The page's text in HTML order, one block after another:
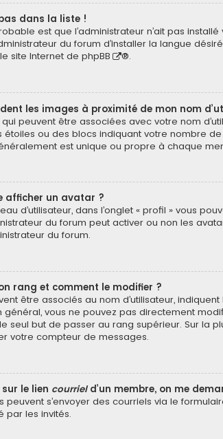
dans la liste !
est que l’administrateur n’ait pas
du forum d’installer la langue
site Internet de phpBB ®.
les images à proximité de mon nom
peuvent être associées avec votre nom
ou des blocs indiquant votre nombre
est unique ou propre à chaque
afficher un avatar ?
d’utilisateur, dans l’onglet « profil » vous
du forum peut activer ou non les
du forum.
rang et comment le modifier ?
être associés au nom d’utilisateur,
général, vous ne pouvez pas directement
seul but de passer au rang supérieur. Sur
votre compteur de messages.
le lien courrield’un membre, on me
peuvent s’envoyer des courriels via le
par les invités.